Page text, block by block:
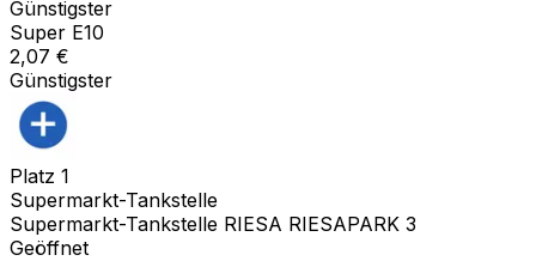
Günstigster
Super E10
2,07 €
Günstigster
Platz 1
Supermarkt-Tankstelle
Supermarkt-Tankstelle RIESA RIESAPARK 3
Geöffnet